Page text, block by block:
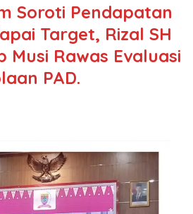
Soroti Pendapatan
Target, Rizal SH
Musi Rawas Evaluasi
PAD.